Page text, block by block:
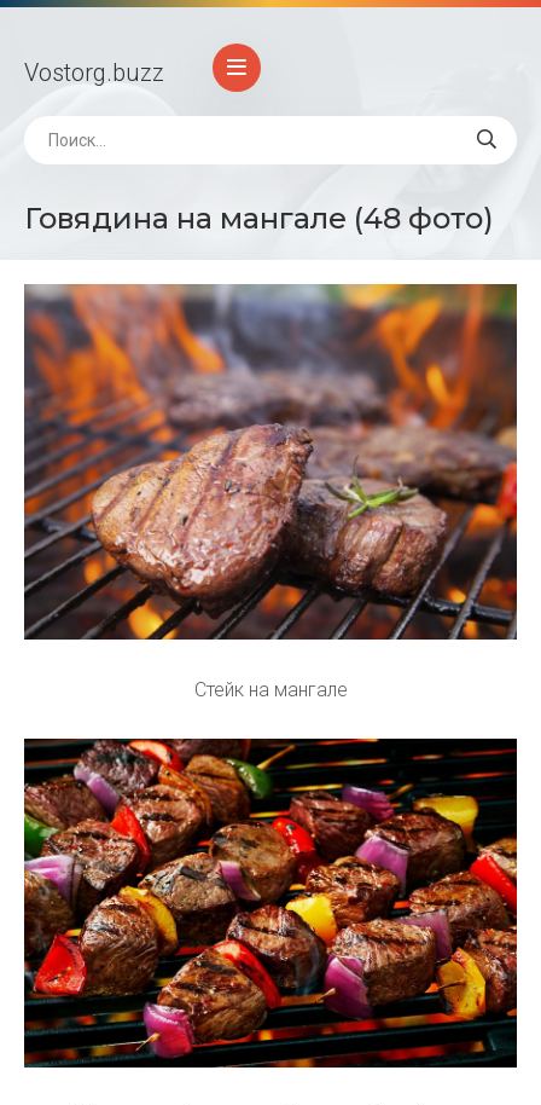
Vostorg.buzz
Говядина на мангале (48 фото)
Стейк на мангале